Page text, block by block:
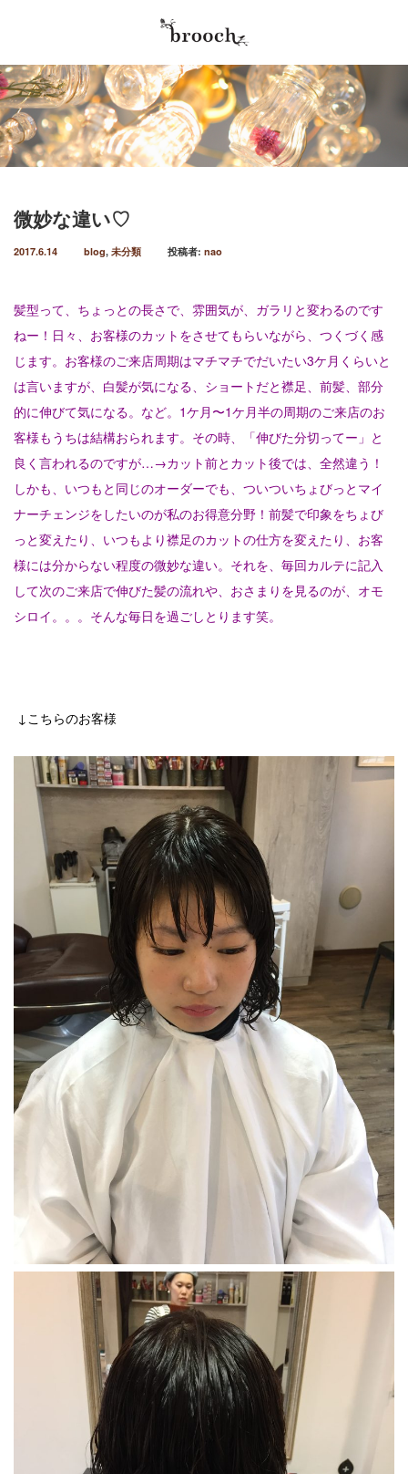
微妙な違い♡
2017.6.14 blog, 未分類 投稿者: nao
髪型って、ちょっとの長さで、雰囲気が、ガラリと変わるのです
ねー！日々、お客様のカットをさせてもらいながら、つくづく感
じます。お客様のご来店周期はマチマチでだいたい3ケ月くらいと
は言いますが、白髪が気になる、ショートだと襟足、前髪、部分
的に伸びて気になる。など。1ケ月〜1ケ月半の周期のご来店のお
客様もうちは結構おられます。その時、「伸びた分切ってー」と
良く言われるのですが…→カット前とカット後では、全然違う！
しかも、いつもと同じのオーダーでも、ついついちょびっとマイ
ナーチェンジをしたいのが私のお得意分野！前髪で印象をちょび
っと変えたり、いつもより襟足のカットの仕方を変えたり、お客
様には分からない程度の微妙な違い。それを、毎回カルテに記入
して次のご来店で伸びた髪の流れや、おさまりを見るのが、オモ
シロイ。。。そんな毎日を過ごしとります笑。
↓こちらのお客様
Menu
Home
Salon info
Stylist
Menu / Price
Blog
最近の記事
2026.5.30
やってきました♡年に2回の、商品キャンペー
ン！！！毎年６月、１２月はbroochオープン
イイ♡パーマにしました♡ハンサムショートか
４月は、ニューヘアしたくなる、アルアル♡春
♡パー始めてます笑。春パーマ可愛い♡暖かく
なり、ルンルン気分を出したいそんなこ…
2026.1.18
今年も、フレッシュな可愛いお客様が、成人の
客様の大切な一日のお手伝いを…
お待たせしました♡2026年度 HAPPY NEW
YEAR⭐︎ 馬さん ⭐︎ 〜じいじくんの手作り粘
土〜 …
2025.12.3
伸ばしかけロングは、なかなか雰囲気が変えら
れない。顔まわりを切りすぎちゃうと、仕事の
時に結んでおちてくるとうっとおしい……
弾ける笑顔が可愛い♡♡♡ 先日、七五三のヘ
アセットand着付けのお客様♡お天気もとっー
ても良くって最高の一日なったねー…
2025.11.17
早めのサンタが店内に並んでます♡好評につ
き、うちの父の手作りサンタ♡♡♡1セット
¥800 販売中♡数に限りがありますの…
2025.11.17
あえての、ポイントカラー♡♡♡セクション
で、顔周りだけを、ぐるりとポイントに♡ＴＰ
Ｏに合わせて、このくらいのラインで、テ…